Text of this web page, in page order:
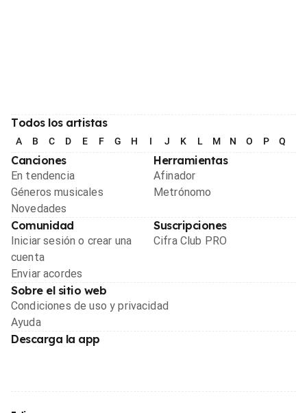
Todos los artistas
A B C D E F G H I J K L M N O P Q
Canciones
En tendencia
Géneros musicales
Novedades
Herramientas
Afinador
Metrónomo
Comunidad
Iniciar sesión o crear una
cuenta
Enviar acordes
Suscripciones
Cifra Club PRO
Sobre el sitio web
Condiciones de uso y privacidad
Ayuda
Descarga la app